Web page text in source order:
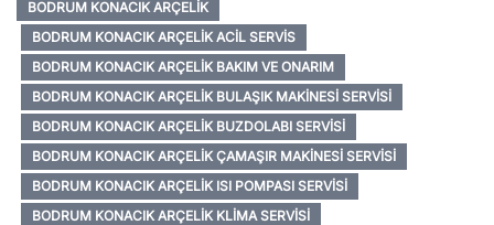
BODRUM KONACIK ARÇELIK
BODRUM KONACIK ARÇELIK ACIL SERVIS
BODRUM KONACIK ARÇELIK BAKIM VE ONARIM
BODRUM KONACIK ARÇELIK BULAŞIK MAKINESI SERVISI
BODRUM KONACIK ARÇELIK BUZDOLABI SERVISI
BODRUM KONACIK ARÇELIK ÇAMAŞIR MAKINESI SERVISI
BODRUM KONACIK ARÇELIK ISI POMPASI SERVISI
BODRUM KONACIK ARÇELIK KLIMA SERVISI